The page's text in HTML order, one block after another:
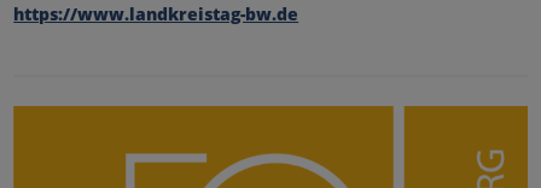
https://www.landkreistag-bw.de